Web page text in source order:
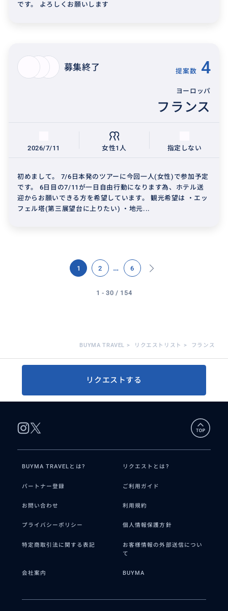
です。 よろしくお願いします
募集終了 提案数 4
ヨーロッパ
フランス
2026/7/11 女性1人 指定しない
初めまして。 7/6日本発のツアーに今回一人(女性)で参加予定
です。 6日目の7/11が一日自由行動になります為、ホテル送
迎からお願いできる方を希望しています。 観光希望は ・エッ
フェル塔(第三展望台に上りたい) ・地元...
1 2 … 6
1 - 30 / 154
BUYMA TRAVEL > リクエストリスト > フランス
リクエストする
BUYMA TRAVELとは? リクエストとは?
パートナー登録 ご利用ガイド
お問い合わせ 利用規約
プライバシーポリシー 個人情報保護方針
特定商取引法に関する表記
お客様情報の外部送信につい
て
会社案内 BUYMA